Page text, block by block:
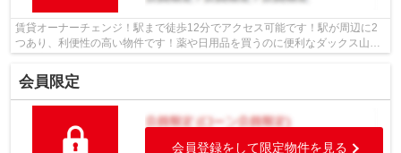
賃貸オーナーチェンジ！駅まで徒歩12分でアクセス可能です！駅が周辺に2
つあり、利便性の高い物件です！薬や日用品を買うのに便利なダックス山科
会員限定
会員登録をして限定物件を見る